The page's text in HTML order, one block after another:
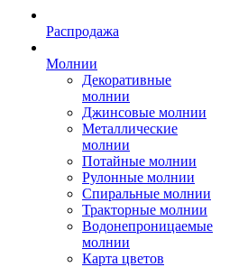
Распродажа
Молнии
Декоративные
молнии
Джинсовые молнии
Металлические
молнии
Потайные молнии
Рулонные молнии
Спиральные молнии
Тракторные молнии
Водонепроницаемые
молнии
Карта цветов